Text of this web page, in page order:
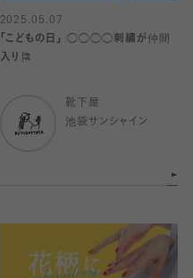
2025.05.07
「こどもの日」 ◯◯◯◯刺繍が仲間
入り🎏
靴下屋
池袋サンシャイン